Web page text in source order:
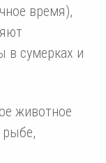
время),
в сумерках и
животное
рыбе,